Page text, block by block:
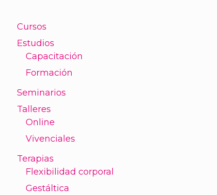
Cursos
Estudios
Capacitación
Formación
Seminarios
Talleres
Online
Vivenciales
Terapias
Flexibilidad corporal
Gestáltica